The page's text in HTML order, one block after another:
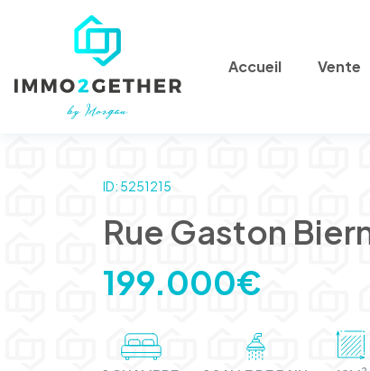
Accueil Vente
ID: 5251215
Rue Gaston
199.000€